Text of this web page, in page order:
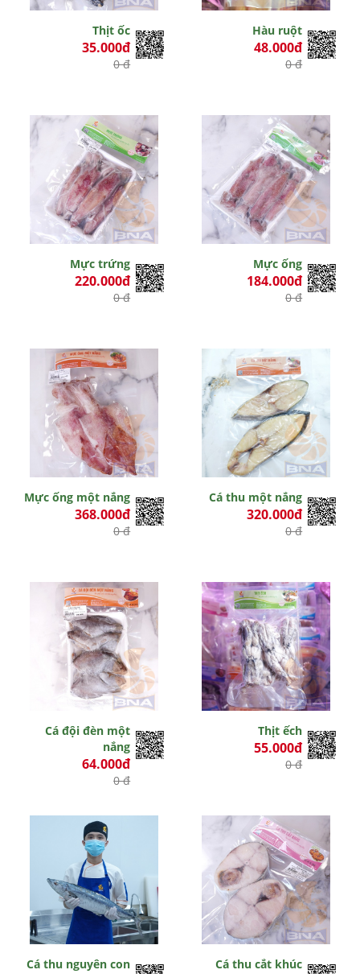
Thịt ốc
35.000đ
0 đ
Hàu ruột
48.000đ
0 đ
Mực trứng
220.000đ
0 đ
Mực ống
184.000đ
0 đ
Mực ống một nắng
368.000đ
0 đ
Cá thu một nắng
320.000đ
0 đ
Cá đội đèn một
nắng
64.000đ
0 đ
Thịt ếch
55.000đ
0 đ
Cá thu nguyên con Cá thu cắt khúc